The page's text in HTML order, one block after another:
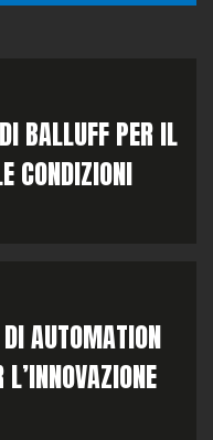
BALLUFF PER IL
CONDIZIONI
AUTOMATION